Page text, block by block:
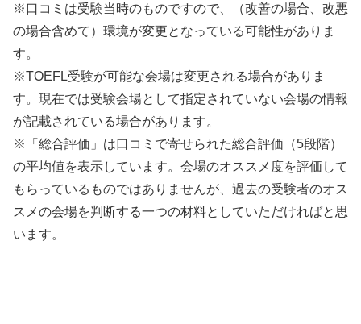
※口コミは受験当時のものですので、（改善の場合、改悪
の場合含めて）環境が変更となっている可能性がありま
す。
※TOEFL受験が可能な会場は変更される場合がありま
す。現在では受験会場として指定されていない会場の情報
が記載されている場合があります。
※「総合評価」は口コミで寄せられた総合評価（5段階）
の平均値を表示しています。会場のオススメ度を評価して
もらっているものではありませんが、過去の受験者のオス
スメの会場を判断する一つの材料としていただければと思
います。